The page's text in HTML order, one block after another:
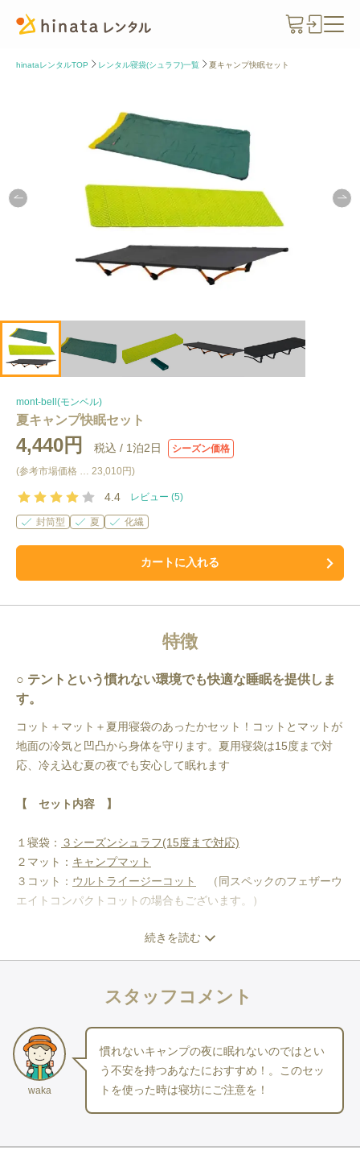
hinataレンタルTOP レンタル寝袋(シュラフ)一覧 夏キャンプ快眠セット
mont-bell(モンベル)
夏キャンプ快眠セット
4,440円 税込 / 1泊2日
シーズン価格
(参考市場価格 … 23,010円)
4.4 レビュー (5)
封筒型 夏 化繊
カートに入れる
特徴
テントという慣れない環境でも快適な睡眠を提供しま
す。
コット＋マット＋夏用寝袋のあったかセット！コットとマットが
地面の冷気と凹凸から身体を守ります。夏用寝袋は15度まで対
応、冷え込む夏の夜でも安心して眠れます
【　セット内容　】
１寝袋： ３シーズンシュラフ(15度まで対応)
２マット： キャンプマット
３コット： ウルトライージーコット
（同スペックのフェザーウ
エイトコンパクトコットの場合もございます。）
＝＝＝＝＝＝＝＝＝＝＝＝＝＝＝＝＝＝＝＝＝＝＝＝＝＝＝＝
・寝袋は15度まで対応しているので、窮屈さを感じさせにくく快
適な眠りをサポートします。
・サラサラとした肌触りのナイロンを使用しています。
続きを読む
スタッフコメント
waka
慣れないキャンプの夜に眠れないのではとい
う不安を持つあなたにおすすめ！。このセッ
トを使った時は寝坊にご注意を！